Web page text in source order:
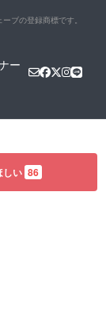
ブの登録商標です。
ー
しい 86